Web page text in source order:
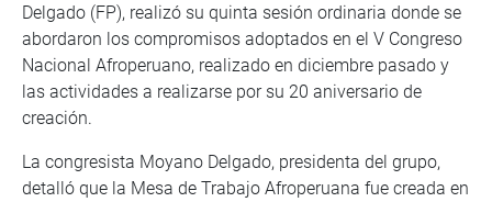
Delgado (FP), realizó su quinta sesión ordinaria donde se
abordaron los compromisos adoptados en el V Congreso
Nacional Afroperuano, realizado en diciembre pasado y
las actividades a realizarse por su 20 aniversario de
creación.
La congresista Moyano Delgado, presidenta del grupo,
detalló que la Mesa de Trabajo Afroperuana fue creada en